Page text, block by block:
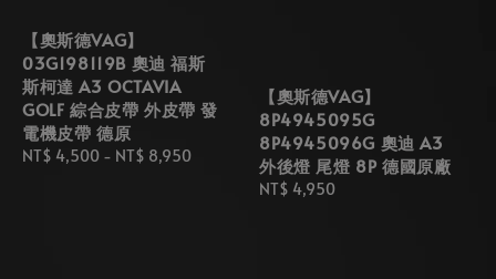
【奧斯德VAG】
03G198119B 奧迪 福斯
斯柯達 A3 OCTAVIA
GOLF 綜合皮帶 外皮帶 發
電機皮帶 德原
Regular
NT$ 4,500 - NT$ 8,950
【奧斯德VAG】
8P4945095G
8P4945096G 奧迪 A3
外後燈 尾燈 8P 德國原廠
Regular
NT$ 4,950